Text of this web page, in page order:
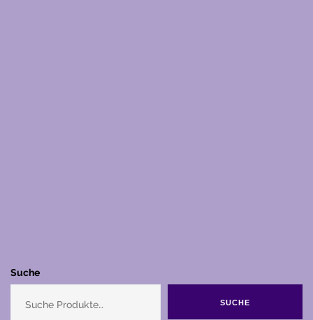
Suche
SUCHE